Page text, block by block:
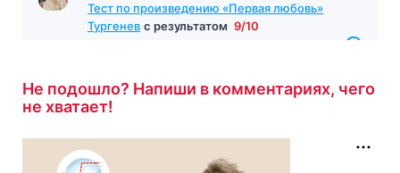
12 минут назад
Тест по произведению «Первая любовь»
Тургенев
с результатом 9/10
Не подошло? Напиши в комментариях, чего
не хватает!